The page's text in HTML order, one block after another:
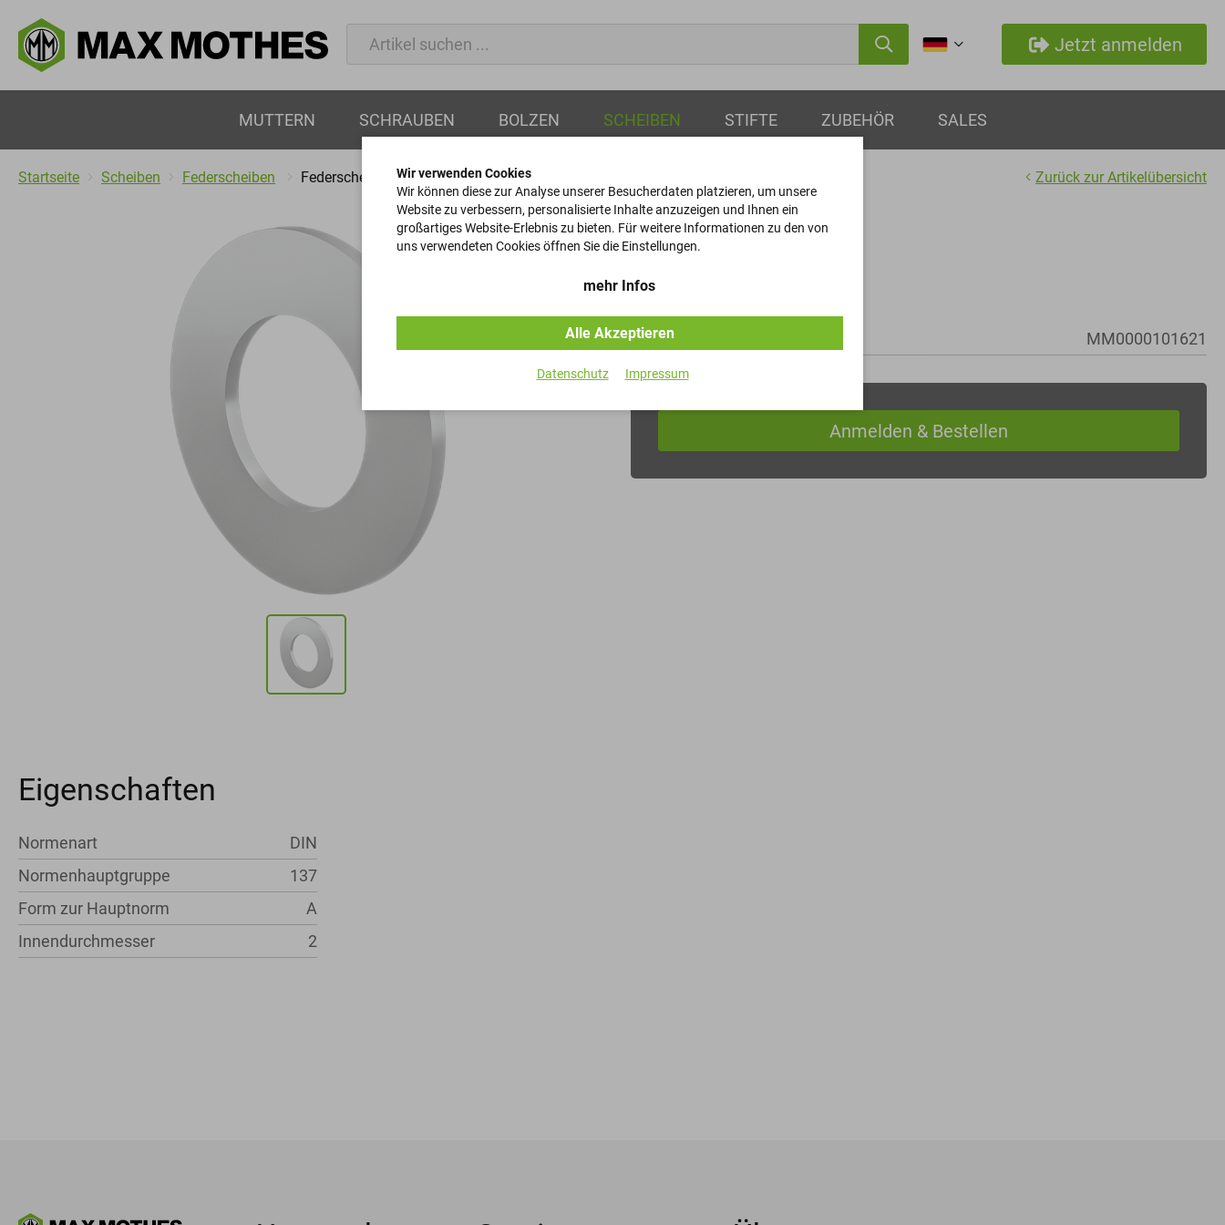
Jetzt anmelden
MUTTERN SCHRAUBEN BOLZEN SCHEIBEN STIFTE ZUBEHÖR SALES
Startseite Scheiben Federscheiben Federscheiben Zurück zur Artikelübersicht
Federscheiben
DIN 137 - A - 2
Artikel-Nr. MM0000101621
Eigenschaften
Normenart
DIN
Normenhauptgruppe
137
Form zur Hauptnorm
A
Innendurchmesser
2
Wir verwenden Cookies
Wir können diese zur Analyse unserer Besucherdaten platzieren, um unsere
Website zu verbessern, personalisierte Inhalte anzuzeigen und Ihnen ein
großartiges Website-Erlebnis zu bieten. Für weitere Informationen zu den von
uns verwendeten Cookies öffnen Sie die Einstellungen.
mehr Infos
Alle Akzeptieren
Datenschutz Impressum